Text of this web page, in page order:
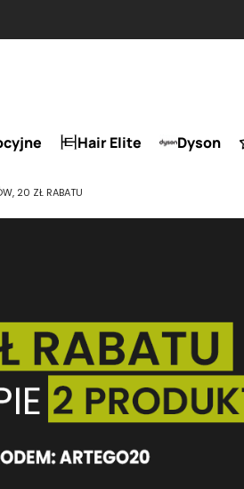
Hair Elite Dyson
20 ZŁ RABATU